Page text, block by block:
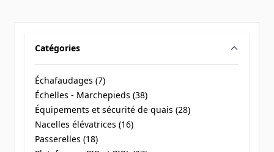
Catégories
Échafaudages (7
products available)
Échelles - Marchepieds (38
products available
)
Équipements et sécurité de quais (28
products available
)
Nacelles élévatrices (16
products available
)
Passerelles (18
products available
)